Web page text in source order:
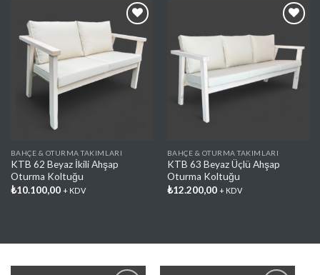
Favorilere
Ekle
BAHÇE & OTURMA TAKIMLARI
KTB 62 Beyaz İkili Ahşap
Oturma Koltuğu
₺10.100,00 + KDV
Favorilere
Ekle
BAHÇE & OTURMA TAKIMLARI
KTB 63 Beyaz Üçlü Ahşap
Oturma Koltuğu
₺12.200,00 + KDV